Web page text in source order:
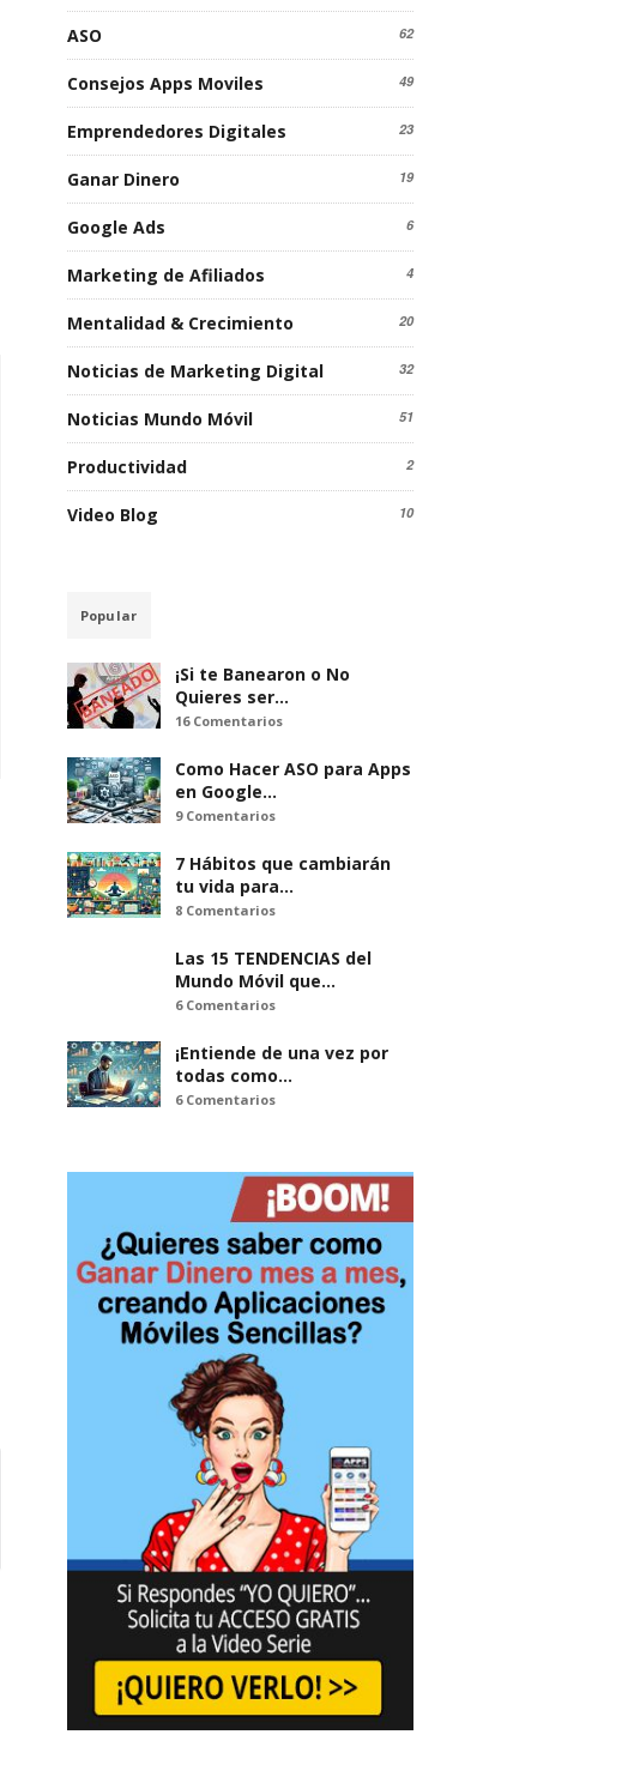
ASO 62
Consejos Apps Moviles 49
Emprendedores Digitales 23
Ganar Dinero 19
Google Ads 6
Marketing de Afiliados 4
Mentalidad & Crecimiento 20
Noticias de Marketing Digital 32
Noticias Mundo Móvil 51
Productividad 2
Video Blog 10
Popular
¡Si te Banearon o No
Quieres ser…
16 Comentarios
Como Hacer ASO para Apps
en Google…
9 Comentarios
7 Hábitos que cambiarán
tu vida para…
8 Comentarios
Las 15 TENDENCIAS del
Mundo Móvil que…
6 Comentarios
¡Entiende de una vez por
todas como…
6 Comentarios